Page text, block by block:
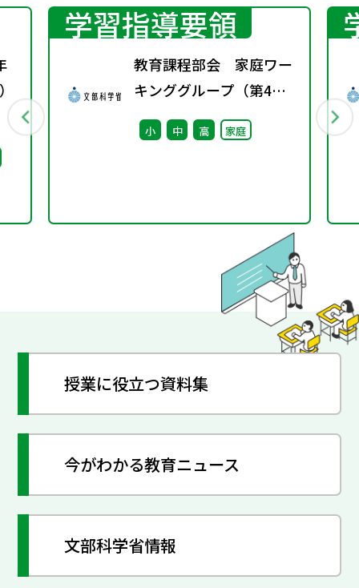
学習指導要領
教育課程部会 家庭ワー
キンググループ（第4
回） 配付資料
小 中 高 家庭
授業に役立つ資料集
今がわかる教育ニュース
文部科学省情報